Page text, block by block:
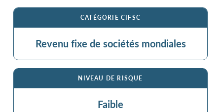
CATÉGORIE CIFSC
Revenu fixe de sociétés mondiales
NIVEAU DE RISQUE
Faible